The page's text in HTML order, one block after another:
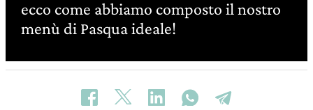
ecco come abbiamo composto il nostro
menù di Pasqua ideale!